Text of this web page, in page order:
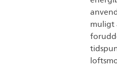
muligt